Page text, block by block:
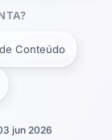
Conteúdo
jun 2026